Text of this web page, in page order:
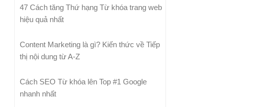
47 Cách tăng Thứ hạng Từ khóa trang web
hiệu quả nhất
Content Marketing là gì? Kiến thức về Tiếp
thị nội dung từ A-Z
Cách SEO Từ khóa lên Top #1 Google
nhanh nhất